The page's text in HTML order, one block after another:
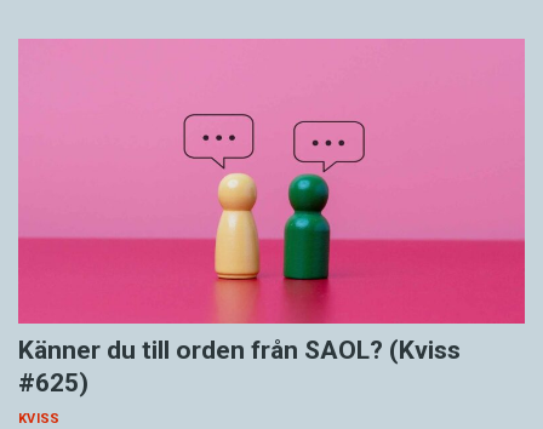
Känner du till orden från SAOL? (Kviss
#625)
KVISS